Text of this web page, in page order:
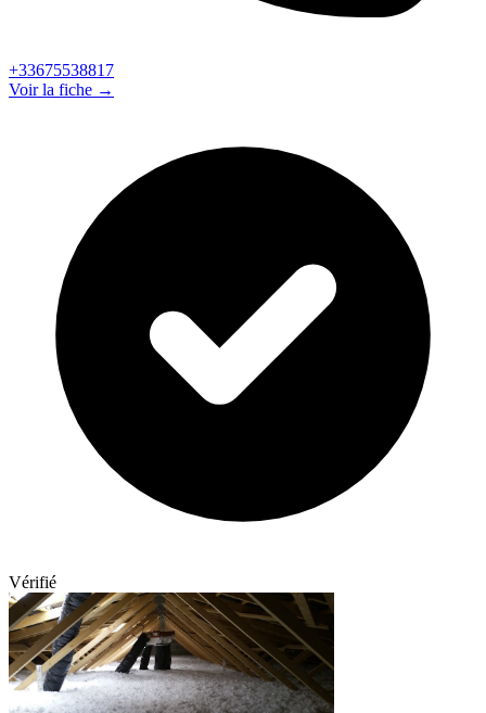
+33675538817
Voir la fiche →
Vérifié